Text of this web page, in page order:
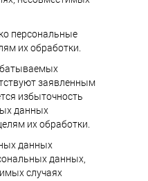
персональные
их обработки.
заявленным
избыточность
данных
их обработки.
данных
данных,
случаях